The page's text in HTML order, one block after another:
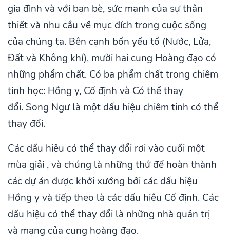
gia đình và với bạn bè, sức mạnh của sự thân
thiết và nhu cầu về mục đích trong cuộc sống
của chúng ta. Bên cạnh bốn yếu tố (Nước, Lửa,
Đất và Không khí), mười hai cung Hoàng đạo có
những phẩm chất. Có ba phẩm chất trong chiêm
tinh học: Hồng y, Cố định và Có thể thay
đổi. Song Ngư là một dấu hiệu chiêm tinh có thể
thay đổi.
Các dấu hiệu có thể thay đổi rơi vào cuối một
mùa giải , và chúng là những thứ để hoàn thành
các dự án được khởi xướng bởi các dấu hiệu
Hồng y và tiếp theo là các dấu hiệu Cố định. Các
dấu hiệu có thể thay đổi là những nhà quản trị
và mạng của cung hoàng đạo.